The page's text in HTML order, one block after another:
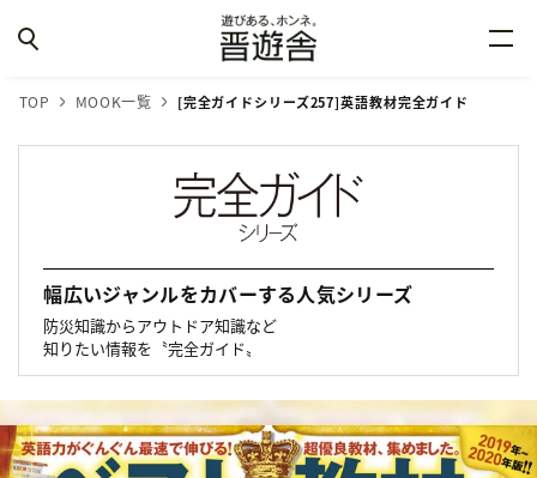
TOP MOOK一覧 [完全ガイドシリーズ257]英語教材完全ガイド
幅広いジャンルをカバーする人気シリーズ
防災知識からアウトドア知識など
知りたい情報を〝完全ガイド〟